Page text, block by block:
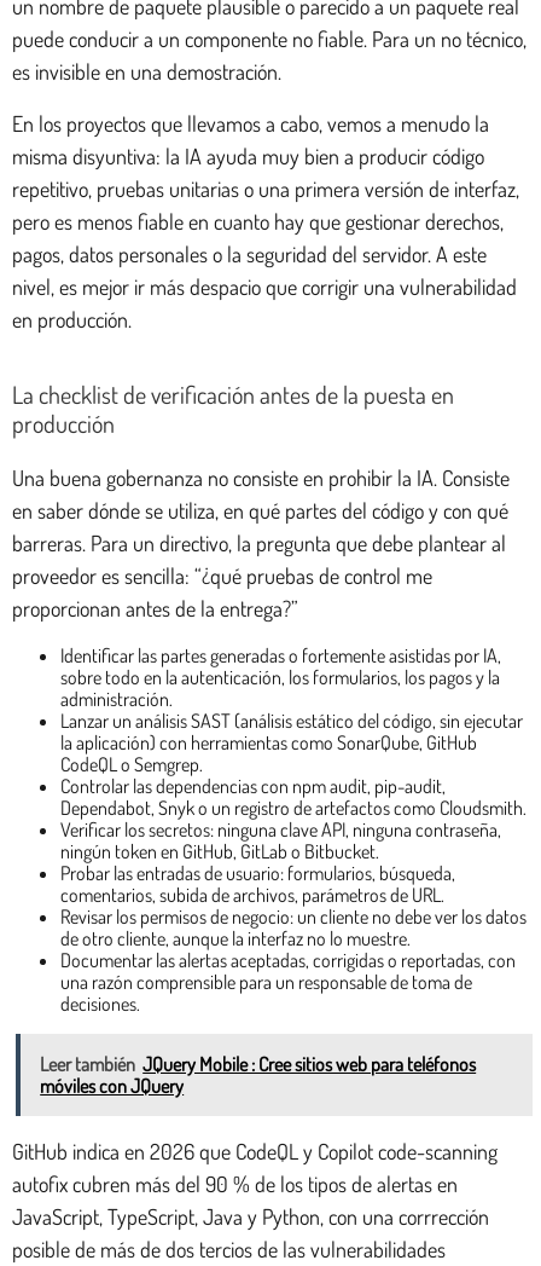
un nombre de paquete plausible o parecido a un paquete real
puede conducir a un componente no fiable. Para un no técnico,
es invisible en una demostración.
En los proyectos que llevamos a cabo, vemos a menudo la
misma disyuntiva: la IA ayuda muy bien a producir código
repetitivo, pruebas unitarias o una primera versión de interfaz,
pero es menos fiable en cuanto hay que gestionar derechos,
pagos, datos personales o la seguridad del servidor. A este
nivel, es mejor ir más despacio que corrigir una vulnerabilidad
en producción.
La checklist de verificación antes de la puesta en
producción
Una buena gobernanza no consiste en prohibir la IA. Consiste
en saber dónde se utiliza, en qué partes del código y con qué
barreras. Para un directivo, la pregunta que debe plantear al
proveedor es sencilla: “¿qué pruebas de control me
proporcionan antes de la entrega?”
Identificar las partes generadas o fortemente asistidas por IA,
sobre todo en la autenticación, los formularios, los pagos y la
administración.
Lanzar un análisis SAST (análisis estático del código, sin ejecutar
la aplicación) con herramientas como SonarQube, GitHub
CodeQL o Semgrep.
Controlar las dependencias con npm audit, pip-audit,
Dependabot, Snyk o un registro de artefactos como Cloudsmith.
Verificar los secretos: ninguna clave API, ninguna contraseña,
ningún token en GitHub, GitLab o Bitbucket.
Probar las entradas de usuario: formularios, búsqueda,
comentarios, subida de archivos, parámetros de URL.
Revisar los permisos de negocio: un cliente no debe ver los datos
de otro cliente, aunque la interfaz no lo muestre.
Documentar las alertas aceptadas, corrigidas o reportadas, con
una razón comprensible para un responsable de toma de
decisiones.
Leer también JQuery Mobile : Cree sitios web para teléfonos
móviles con JQuery
GitHub indica en 2026 que CodeQL y Copilot code-scanning
autofix cubren más del 90 % de los tipos de alertas en
JavaScript, TypeScript, Java y Python, con una corrrección
posible de más de dos tercios de las vulnerabilidades